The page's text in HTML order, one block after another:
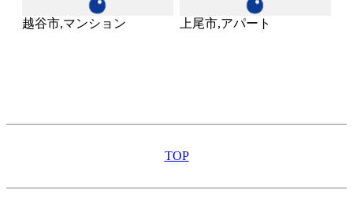
越谷市,マンション 上尾市,アパート
TOP